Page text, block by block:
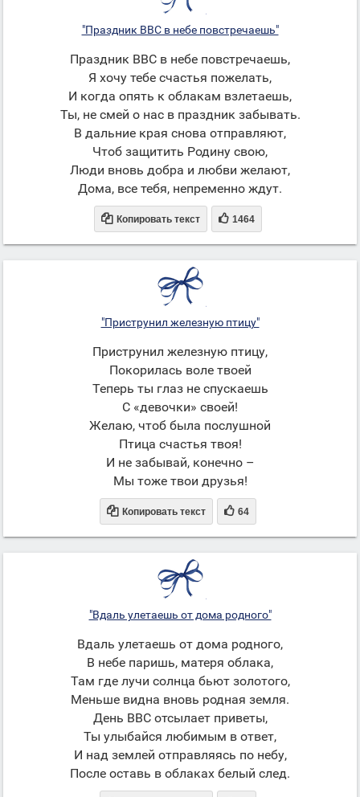
"Праздник ВВС в небе повстречаешь"
Праздник ВВС в небе повстречаешь,
Я хочу тебе счастья пожелать,
И когда опять к облакам взлетаешь,
Ты, не смей о нас в праздник забывать.
В дальние края снова отправляют,
Чтоб защитить Родину свою,
Люди вновь добра и любви желают,
Дома, все тебя, непременно ждут.
 Копировать текст  1464
"Приструнил железную птицу"
Приструнил железную птицу,
Покорилась воле твоей
Теперь ты глаз не спускаешь
С «девочки» своей!
Желаю, чтоб была послушной
Птица счастья твоя!
И не забывай, конечно –
Мы тоже твои друзья!
 Копировать текст  64
"Вдаль улетаешь от дома родного"
Вдаль улетаешь от дома родного,
В небе паришь, матеря облака,
Там где лучи солнца бьют золотого,
Меньше видна вновь родная земля.
День ВВС отсылает приветы,
Ты улыбайся любимым в ответ,
И над землей отправляясь по небу,
После оставь в облаках белый след.